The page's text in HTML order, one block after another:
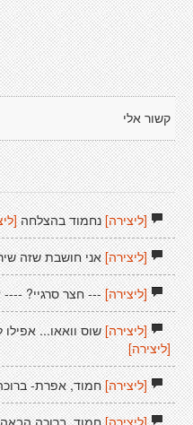
קשור אלי
[ליצירה]נחמוד בהצלחה
[ליצירה]אני חושבת שזה
[ליצירה]--- חצר סרגיי?
[ליצירה]שוס וואאו...
[ליצירה]
[ליצירה]חמוד, אפרת-
[ליצירה]חמוד. ברוכה